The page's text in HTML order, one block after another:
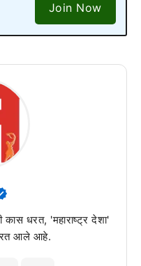
Join Now
कास धरत, 'महाराष्ट्र देशा'
करत आले आहे.